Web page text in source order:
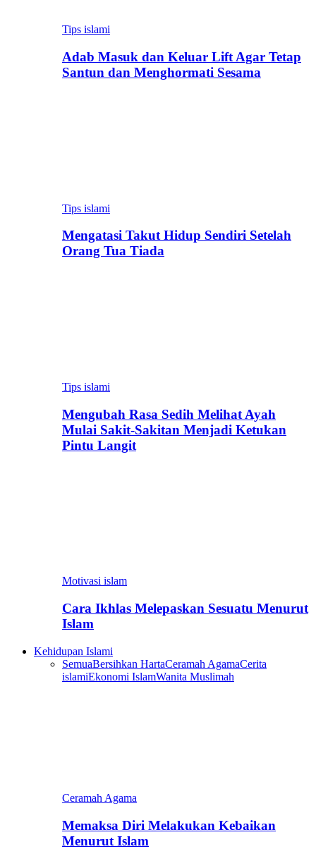
Tips islami
Adab Masuk dan Keluar Lift Agar Tetap
Santun dan Menghormati Sesama
Tips islami
Mengatasi Takut Hidup Sendiri Setelah
Orang Tua Tiada
Tips islami
Mengubah Rasa Sedih Melihat Ayah
Mulai Sakit-Sakitan Menjadi Ketukan
Pintu Langit
Motivasi islam
Cara Ikhlas Melepaskan Sesuatu Menurut
Islam
Kehidupan Islami
SemuaBersihkan HartaCeramah AgamaCerita
islamiEkonomi IslamWanita Muslimah
Ceramah Agama
Memaksa Diri Melakukan Kebaikan
Menurut Islam